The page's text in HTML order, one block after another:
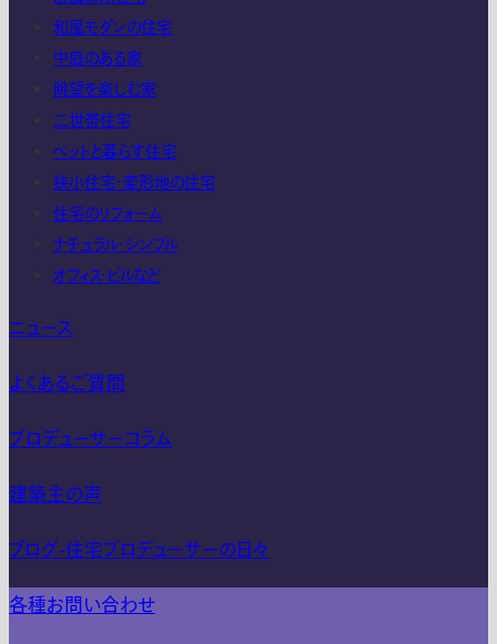
和風モダンの住宅
中庭のある家
眺望を楽しむ家
二世帯住宅
ペットと暮らす住宅
狭小住宅・変形地の住宅
住宅のリフォーム
ナチュラル・シンプル
オフィス・ビルなど
ニュース
よくあるご質問
プロデューサーコラム
建築主の声
ブログ-住宅プロデューサーの日々
各種お問い合わせ